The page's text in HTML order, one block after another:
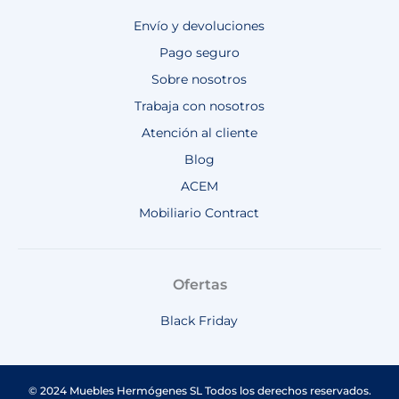
Envío y devoluciones
Pago seguro
Sobre nosotros
Trabaja con nosotros
Atención al cliente
Blog
ACEM
Mobiliario Contract
Ofertas
Black Friday
© 2024 Muebles Hermógenes SL Todos los derechos reservados.